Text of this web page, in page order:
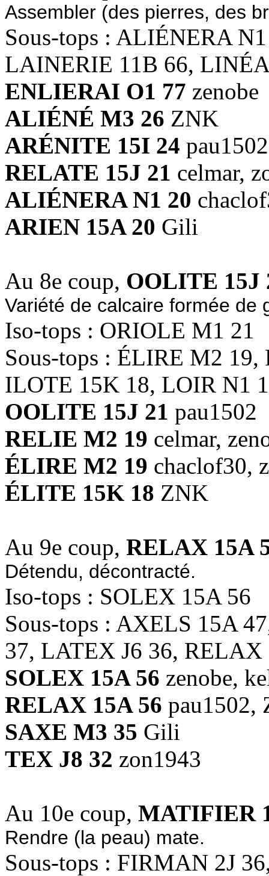
Assembler (des pierres, des
Sous-tops : ALIÉNERA
LAINERIE 11B 66,
ENLIERAI O1 77 zenobe
ALIÉNÉ M3 26 ZNK
ARÉNITE 15I 24 pau1502
RELATE 15J 21 celmar,
ALIÉNERA N1 20
ARIEN 15A 20 Gili
Au 8e coup, OOLITE 15J
Variété de calcaire formée de
Iso-tops : ORIOLE M1 21
Sous-tops : ÉLIRE M2
ILOTE 15K 18, LOIR N1
OOLITE 15J 21 pau1502
RELIE M2 19 celmar,
ÉLIRE M2 19 chaclof30,
ÉLITE 15K 18 ZNK
Au 9e coup, RELAX 15A
Détendu, décontracté.
Iso-tops : SOLEX 15A 56
Sous-tops : AXELS 15A
37, LATEX J6 36, RELAX
SOLEX 15A 56 zenobe,
RELAX 15A 56 pau1502,
SAXE M3 35 Gili
TEX J8 32 zon1943
Au 10e coup, MATIFIER
Rendre (la peau) mate.
Sous-tops : FIRMAN 2J